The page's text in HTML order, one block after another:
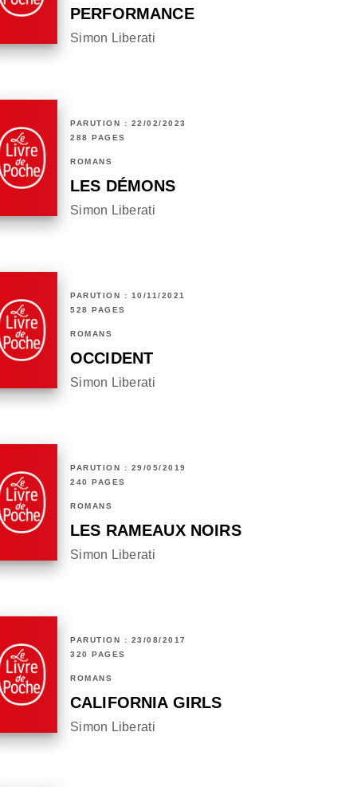
PERFORMANCE
Simon Liberati
PARUTION : 22/02/2023
288 PAGES
ROMANS
LES DÉMONS
Simon Liberati
PARUTION : 10/11/2021
528 PAGES
ROMANS
OCCIDENT
Simon Liberati
PARUTION : 29/05/2019
240 PAGES
ROMANS
LES RAMEAUX NOIRS
Simon Liberati
PARUTION : 23/08/2017
320 PAGES
ROMANS
CALIFORNIA GIRLS
Simon Liberati